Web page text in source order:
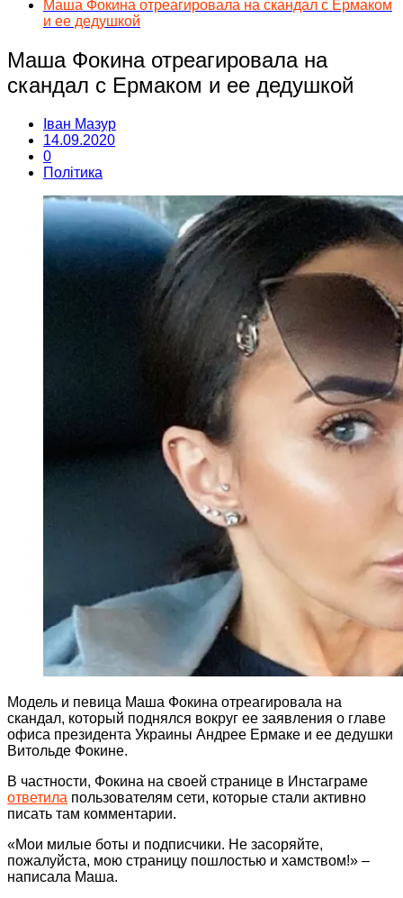
Маша Фокина отреагировала на скандал с Ермаком
и ее дедушкой
Маша Фокина отреагировала на
скандал с Ермаком и ее дедушкой
Іван Мазур
14.09.2020
0
Політика
Модель и певица Маша Фокина отреагировала на
скандал, который поднялся вокруг ее заявления о главе
офиса президента Украины Андрее Ермаке и ее дедушки
Витольде Фокине.
В частности, Фокина на своей странице в Инстаграме
ответила пользователям сети, которые стали активно
писать там комментарии.
«Мои милые боты и подписчики. Не засоряйте,
пожалуйста, мою страницу пошлостью и хамством!» –
написала Маша.